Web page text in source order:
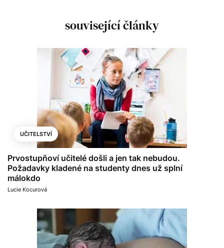
související články
UČITELSTVÍ
Prvostupňoví učitelé došli a jen tak nebudou.
Požadavky kladené na studenty dnes už splní
málokdo
Lucie Kocurová